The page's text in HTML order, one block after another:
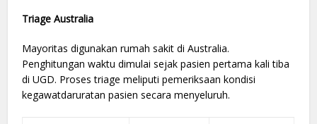
Triage Australia
Mayoritas digunakan rumah sakit di Australia.
Penghitungan waktu dimulai sejak pasien pertama kali tiba
di UGD. Proses triage meliputi pemeriksaan kondisi
kegawatdaruratan pasien secara menyeluruh.